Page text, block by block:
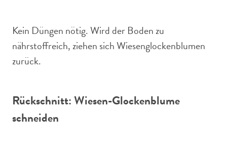
Kein Düngen nötig. Wird der Boden zu
nährstoffreich, ziehen sich Wiesenglockenblumen
zurück.
Rückschnitt: Wiesen-Glockenblume
schneiden